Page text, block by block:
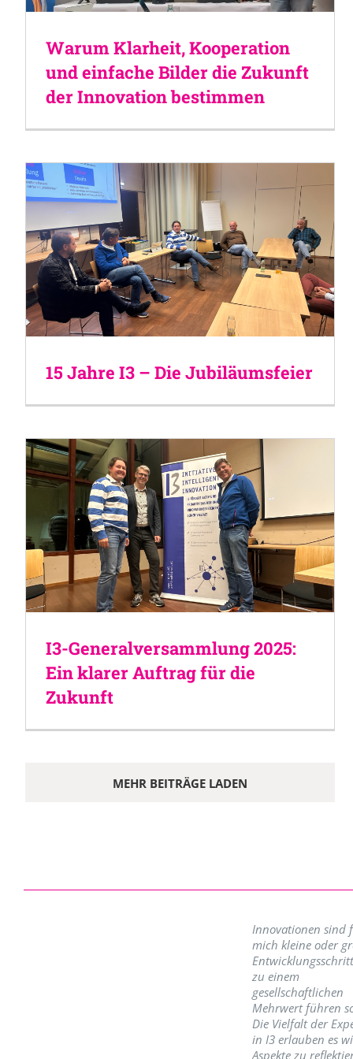
Warum Klarheit, Kooperation
und einfache Bilder die Zukunft
der Innovation bestimmen
15 Jahre I3 – Die Jubiläumsfeier
I3-Generalversammlung 2025:
Ein klarer Auftrag für die
Zukunft
MEHR BEITRÄGE LADEN
Innovationen sind
mich kleine oder
zu einem
gesellschaftlichen
Mehrwert führen
Die Vielfalt der
in I3 erlauben es
Aspekte zu